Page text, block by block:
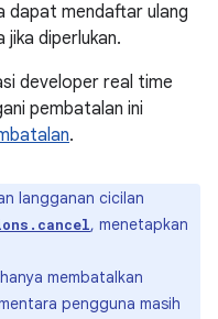
dapat mendaftar ulang
jika diperlukan.
developer real time
pembatalan ini
.
langganan cicilan
, menetapkan
membatalkan
pengguna masih